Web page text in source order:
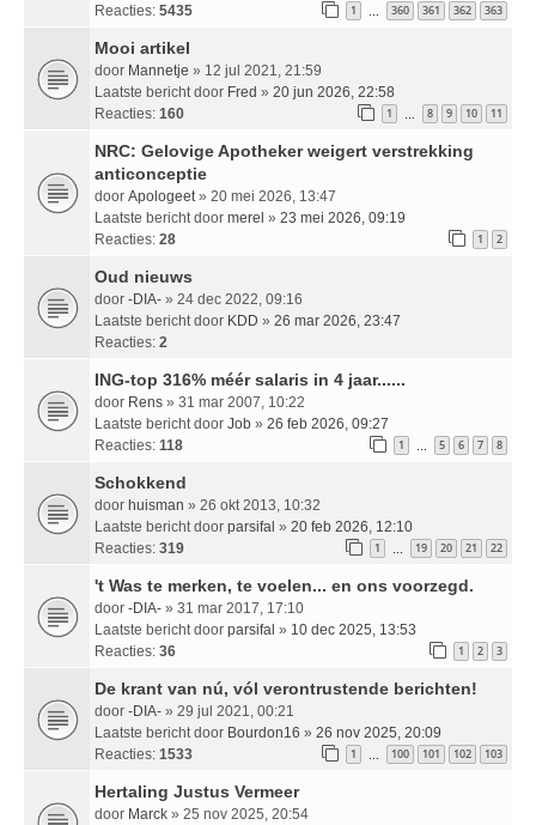
Reacties: 5435 1 … 360 361 362 363
Mooi artikel
door Mannetje » 12 jul 2021, 21:59
Laatste bericht door Fred » 20 jun 2026, 22:58
Reacties: 160 1 … 8 9 10 11
NRC: Gelovige Apotheker weigert verstrekking
anticonceptie
door Apologeet » 20 mei 2026, 13:47
Laatste bericht door merel » 23 mei 2026, 09:19
Reacties: 28 1 2
Oud nieuws
door -DIA- » 24 dec 2022, 09:16
Laatste bericht door KDD » 26 mar 2026, 23:47
Reacties: 2
ING-top 316% méér salaris in 4 jaar......
door Rens » 31 mar 2007, 10:22
Laatste bericht door Job » 26 feb 2026, 09:27
Reacties: 118 1 … 5 6 7 8
Schokkend
door huisman » 26 okt 2013, 10:32
Laatste bericht door parsifal » 20 feb 2026, 12:10
Reacties: 319 1 … 19 20 21 22
't Was te merken, te voelen... en ons voorzegd.
door -DIA- » 31 mar 2017, 17:10
Laatste bericht door parsifal » 10 dec 2025, 13:53
Reacties: 36 1 2 3
De krant van nú, vól verontrustende berichten!
door -DIA- » 29 jul 2021, 00:21
Laatste bericht door Bourdon16 » 26 nov 2025, 20:09
Reacties: 1533 1 … 100 101 102 103
Hertaling Justus Vermeer
door Marck » 25 nov 2025, 20:54